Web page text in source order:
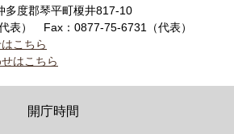
度郡琴平町榎井817-10
表）
Fax：0877-75-6731（代表）
こちら
はこちら
開庁時間